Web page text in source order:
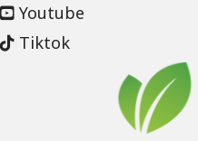
Youtube
Tiktok